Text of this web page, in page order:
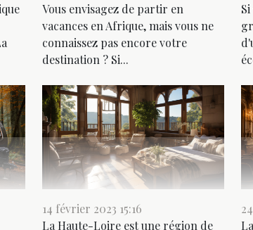
Vous envisagez de partir en
vacances en Afrique, mais vous ne
connaissez pas encore votre
destination ? Si...
14 février 2023 15:16
La Haute-Loire est une région de